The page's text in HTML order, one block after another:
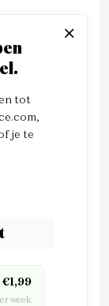
tot
je te
€1,99
week